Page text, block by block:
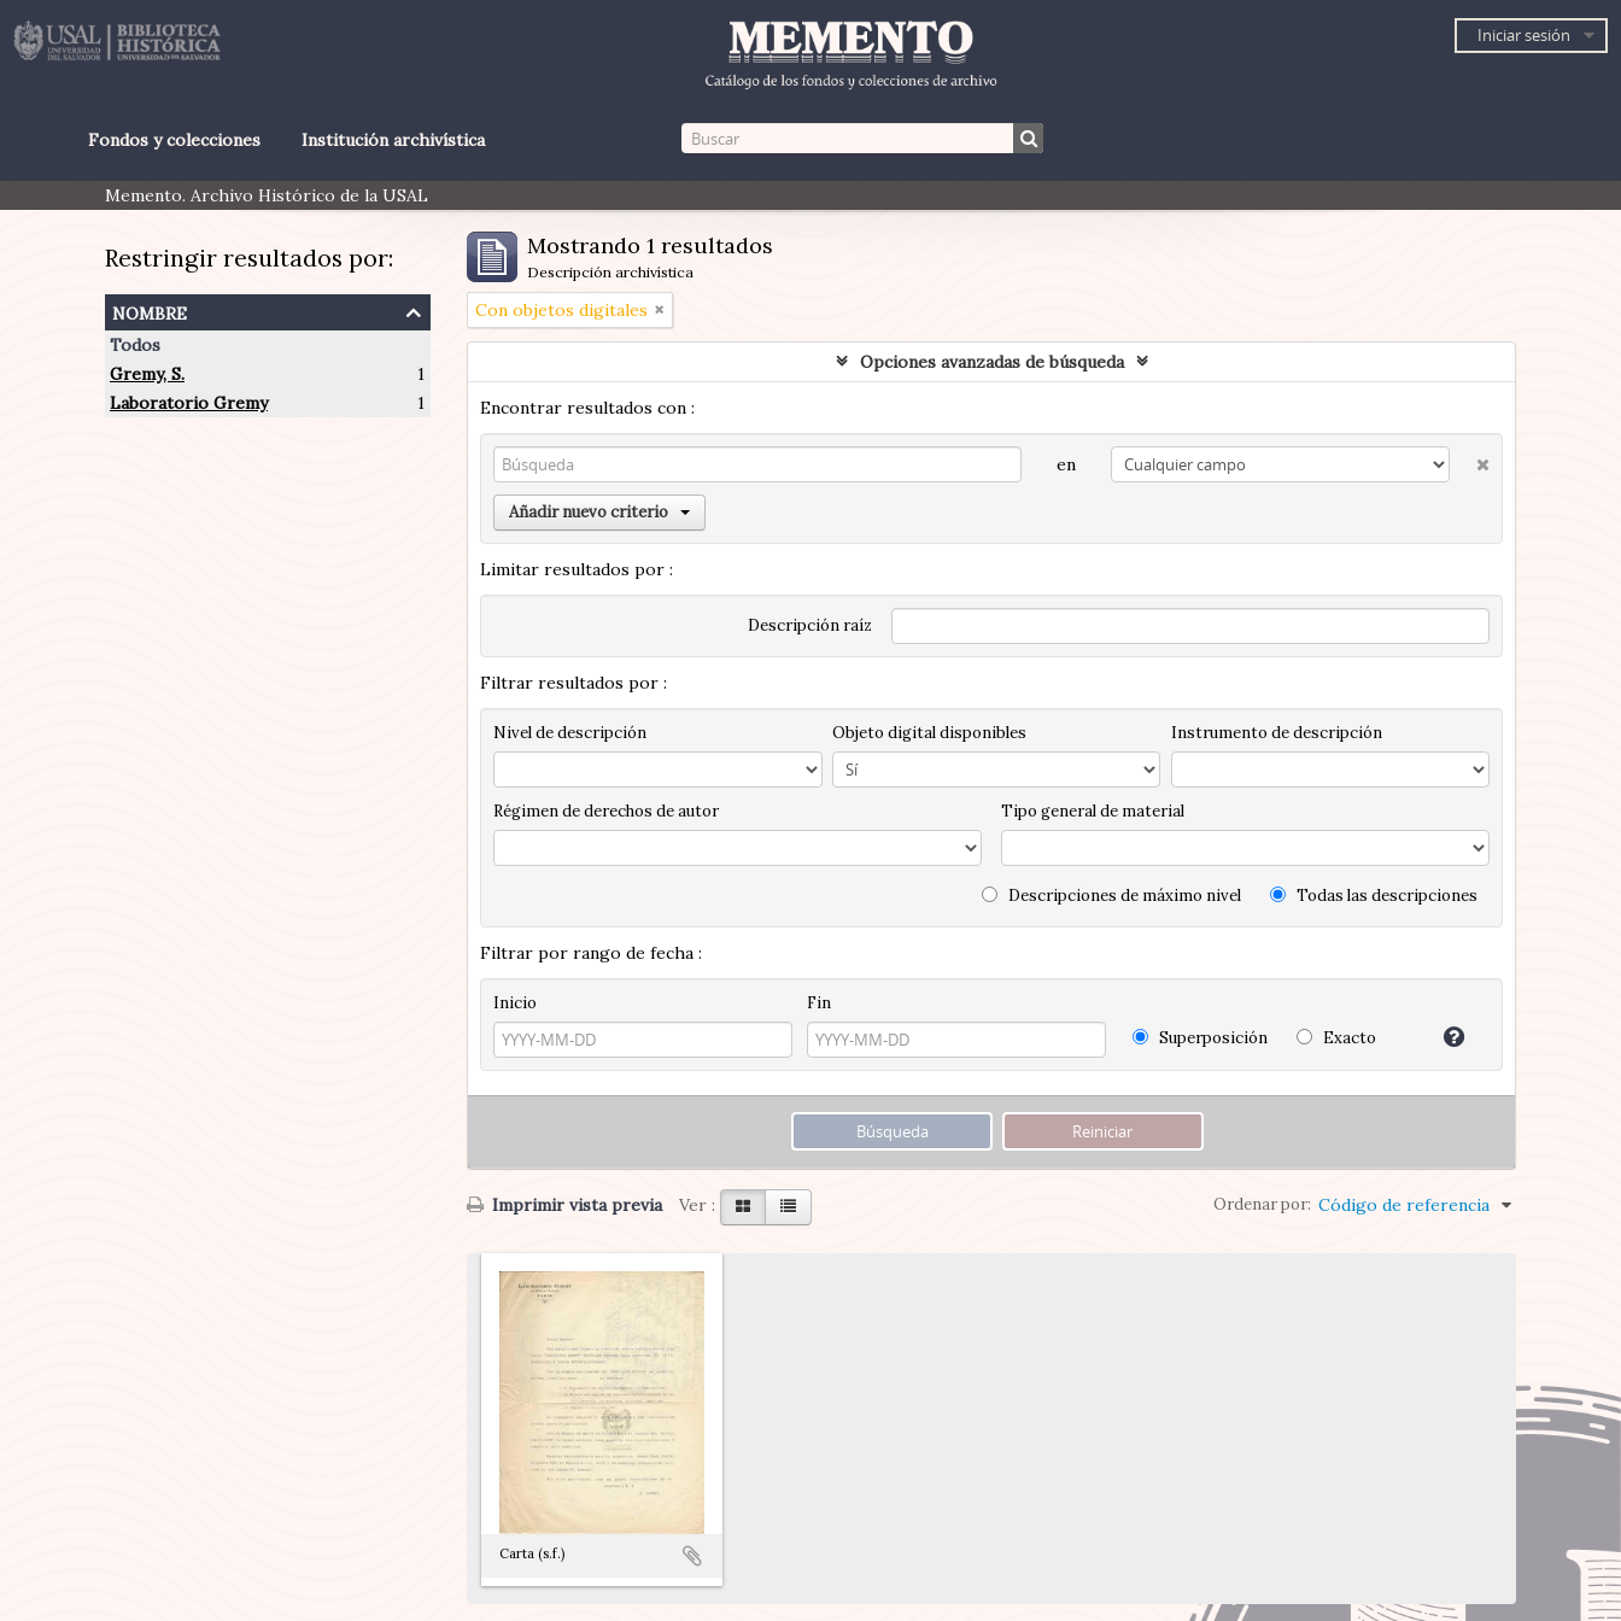
Iniciar sesión
Fondos y colecciones Institución archivística
Memento. Archivo Histórico de la USAL
Restringir resultados por:
nombre
Todos
Gremy, S.
1
Laboratorio Gremy
1
Mostrando 1 resultados
Descripción archivística
Con objetos digitales
Opciones avanzadas de búsqueda
Encontrar resultados con :
en
Añadir nuevo criterio
Limitar resultados por :
Descripción raíz
Filtrar resultados por :
Nivel de descripción Objeto digital disponibles Instrumento de descripción
Régimen de derechos de autor Tipo general de material
Descripciones de máximo nivel Todas las descripciones
Filtrar por rango de fecha :
Inicio
Fin
Superposición
Exacto
Imprimir vista previa Ver : Ordenar por: Código de referencia
Carta (s.f.)